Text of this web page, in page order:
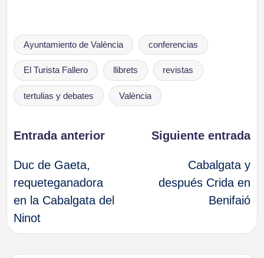
Etiquetas:
Ayuntamiento de València conferencias
El Turista Fallero llibrets revistas
tertulias y debates València
Navegación
de
entradas
Entrada anterior
Duc de Gaeta,
requeteganadora
en la Cabalgata del
Ninot
Siguiente entrada
Cabalgata y
después Crida en
Benifaió